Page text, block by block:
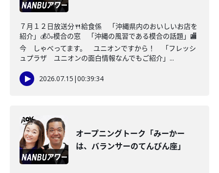
７月１２日放送分🍴給食係 「沖縄県内のおいしいお店を
紹介」💰🍶模合の窓 「沖縄の風習である模合の話題」🏬
今 しゃべってます。 ユニオンですから！ 「フレッシ
ュプラザ ユニオンの面白情報なんでもご紹介」...
2026.07.15 |00:39:34
オープニングトーク「みーかー
は、バランサーのてんびん座」